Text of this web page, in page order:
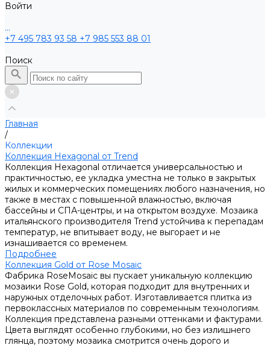
Войти
...
+7 495 783 93 58 +7 985 553 88 01
Поиск
Главная
/
Коллекции
Коллекция Hexagonal от Trend
Коллекция Hexagonal отличается универсальностью и
практичностью, ее укладка уместна не только в закрытых
жилых и коммерческих помещениях любого назначения, но
также в местах с повышенной влажностью, включая
бассейны и СПА-центры, и на открытом воздухе. Мозаика
итальянского производителя Trend устойчива к перепадам
температур, не впитывает воду, не выгорает и не
изнашивается со временем.
Подробнее
Коллекция Gold от Rose Mosaic
Фабрика RoseMosaic вы пускает уникальную коллекцию
мозаики Rose Gold, которая подходит для внутренних и
наружных отделочных работ. Изготавливается плитка из
первоклассных материалов по современным технологиям.
Коллекция представлена разными оттенками и фактурами.
Цвета выглядят особенно глубокими, но без излишнего
глянца, поэтому мозаика смотрится очень дорого и